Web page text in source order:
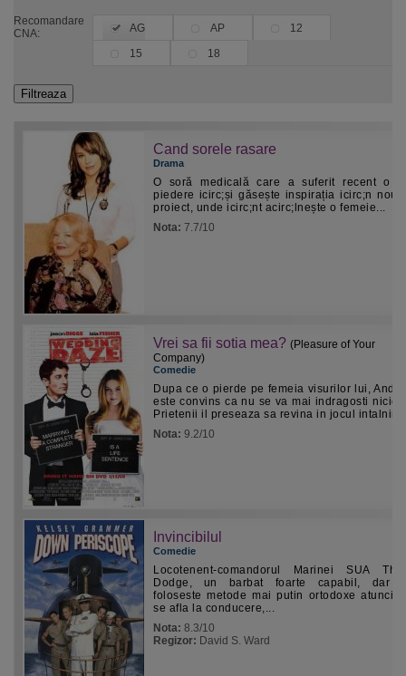
Recomandare
CNA:
AG AP
12
15
18
Cand sorele rasare
Drama
O soră medicală care a suferit recent o
piedere icirc;și găsește inspirația icirc;n noul
proiect, unde icirc;nt acirc;lnește o femeie...
Nota: 7.7/10
Vrei sa fii sotia mea? (Pleasure of Your
Company)
Comedie
Dupa ce o pierde pe femeia visurilor lui,
este convins ca nu se va mai indragosti
Prietenii il preseaza sa revina in jocul
Nota: 9.2/10
Invincibilul
Comedie
Locotenent-comandorul Marinei SUA
Dodge, un barbat foarte capabil, dar
foloseste metode mai putin ortodoxe atunci
se afla la conducere,...
Nota: 8.3/10
Regizor: David S. Ward